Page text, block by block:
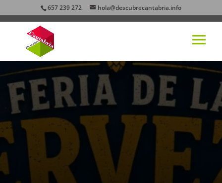
657 239 272 hola@descubrecantabria.info